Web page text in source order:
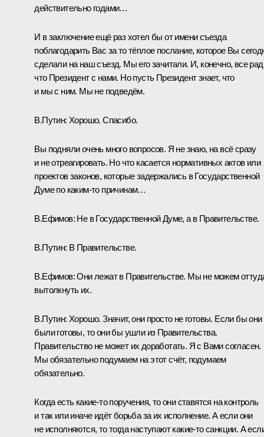
действительно годами…
И в заключение ещё раз хотел бы от имени съезда
поблагодарить Вас за то тёплое послание, которое Вы
сделали на наш съезд. Мы его зачитали. И, конечно, все
что Президент с нами. Но пусть Президент знает, что
и мы с ним. Мы не подведём.
В.Путин: Хорошо. Спасибо.
Вы подняли очень много вопросов. Я не знаю, на всё сразу
и не отреагировать. Но что касается нормативных актов или
проектов законов, которые задержались в Государственной
Думе по каким‑то причинам…
В.Ефимов: Не в Государственной Думе, а в Правительстве.
В.Путин: В Правительстве.
В.Ефимов:Они лежат в Правительстве. Мы не можем
вытолкнуть их.
В.Путин: Хорошо. Значит, они просто не готовы. Если бы они
были готовы, то они бы ушли из Правительства.
Правительство не может их доработать. Я с Вами согласен.
Мы обязательно подумаем на этот счёт, подумаем
обязательно.
Когда есть какие‑то поручения, то они ставятся на контроль
и так или иначе идёт борьба за их исполнение. А если они
не исполняются, то тогда наступают какие‑то санкции. А